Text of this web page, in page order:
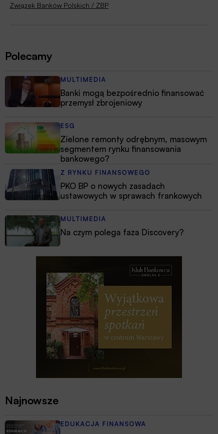
Związek Banków Polskich / ZBP
Polecamy
MULTIMEDIA
Banki mogą bezpośrednio finansować
przemysł zbrojeniowy
ESG
Zielone remonty odrębnym, masowym
segmentem rynku finansowania
bankowego?
Z RYNKU FINANSOWEGO
PKO BP o nowych zasadach
ustawowych w sprawach frankowych
MULTIMEDIA
Na czym polega faza Discovery?
Najnowsze
EDUKACJA FINANSOWA